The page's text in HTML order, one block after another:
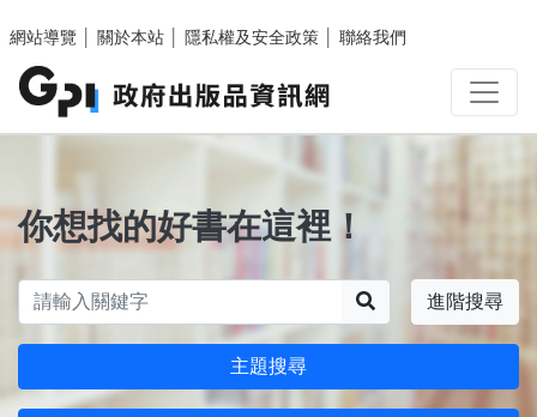
網站導覽
關於本站 隱私權及安全政策 聯絡我們
你想找的好書在這裡！
進階搜尋
主題搜尋